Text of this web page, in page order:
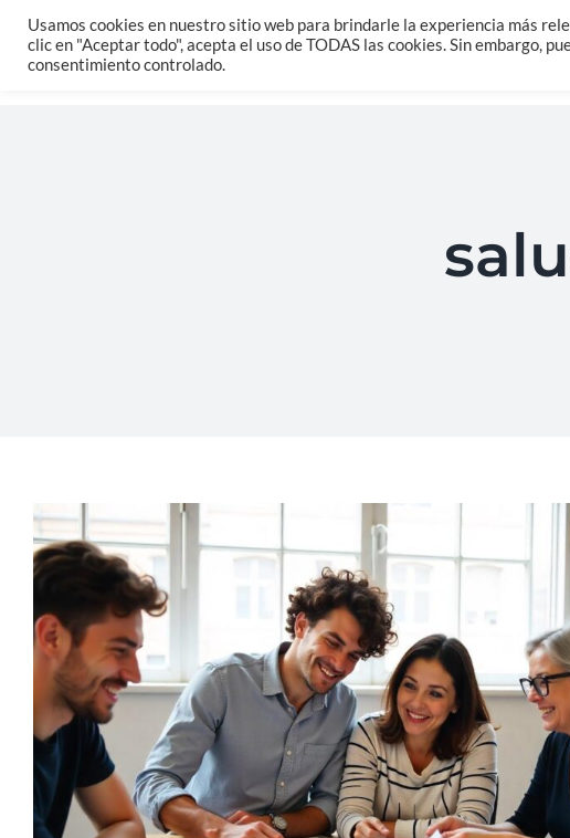
Saltar
Optimiza el bienestar de
empresa con Epigenética
Blog Coaching Nutricional Nutrición Principal Salud Integrativa
Usamos cookies en nuestro sitio web para brindarle la experiencia más
clic en "Aceptar todo", acepta el uso de TODAS las cookies. Sin embargo,
consentimiento controlado.